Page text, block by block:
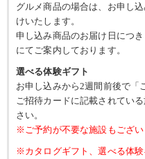
グルメ商品の場合は、お申し
けいたします。
申し込み商品のお届け日につ
にてご案内しております。
選べる体験ギフト
お申し込みから2週間前後で「
ご招待カードに記載されてい
さい。
※ご予約が不要な施設もござい
※カタログギフト、選べる体